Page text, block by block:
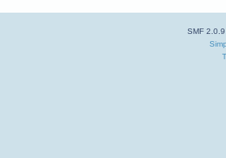
SMF 2.0.9